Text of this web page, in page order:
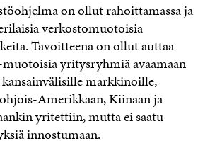
on ollut rahoittamassa ja
verkostomuotoisia
Tavoitteena on ollut auttaa
yritysryhmiä avaamaan
markkinoille,
Amerikkaan, Kiinaan ja
yritettiin, mutta ei saatu
innostumaan.